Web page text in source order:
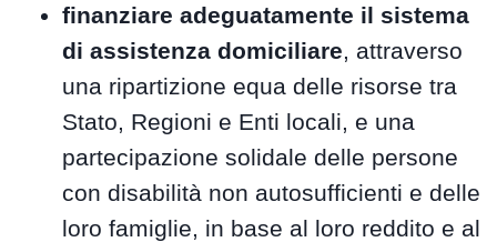
finanziare adeguatamente il sistema
di assistenza domiciliare, attraverso
una ripartizione equa delle risorse tra
Stato, Regioni e Enti locali, e una
partecipazione solidale delle persone
con disabilità non autosufficienti e delle
loro famiglie, in base al loro reddito e al